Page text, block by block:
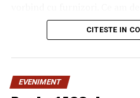
„corect” depinde mult de
pavilionul și de ce condiții
materialului mai
CITESTE IN
EVENIMENT